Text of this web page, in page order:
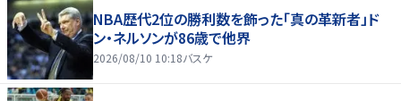
NBA歴代2位の勝利数を飾った「真の革新者」ド
ン・ネルソンが86歳で他界
2026/08/10 10:18バスケ